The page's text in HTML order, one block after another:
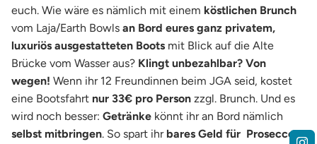
euch. Wie wäre es nämlich mit einem köstlichen Brunch
vom Laja/Earth Bowls an Bord eures ganz privatem,
luxuriös ausgestatteten Boots mit Blick auf die Alte
Brücke vom Wasser aus? Klingt unbezahlbar? Von
wegen! Wenn ihr 12 Freundinnen beim JGA seid, kostet
eine Bootsfahrt nur 33€ pro Person zzgl. Brunch. Und es
wird noch besser: Getränke könnt ihr an Bord nämlich
selbst mitbringen. So spart ihr bares Geld für Prosecco,